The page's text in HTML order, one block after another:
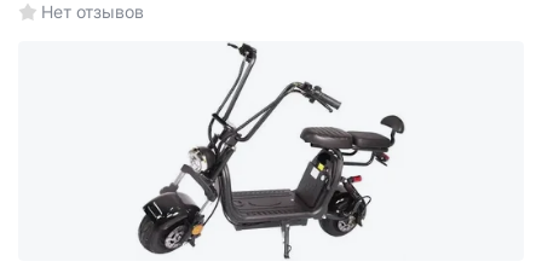
Нет отзывов